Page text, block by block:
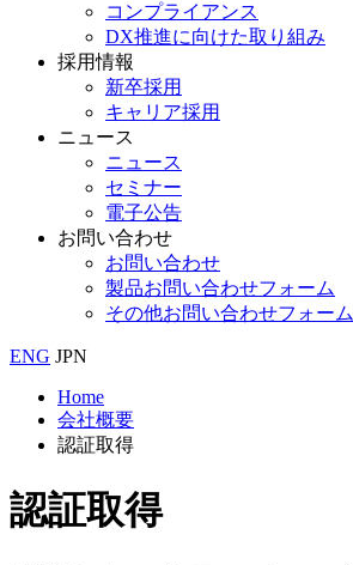
コンプライアンス
DX推進に向けた取り組み
採用情報
新卒採用
キャリア採用
ニュース
ニュース
セミナー
電子公告
お問い合わせ
お問い合わせ
製品お問い合わせフォーム
その他お問い合わせフォーム
ENG JPN
Home
会社概要
認証取得
認証取得